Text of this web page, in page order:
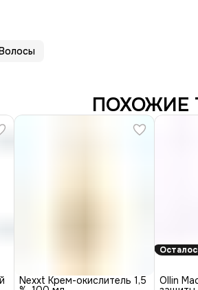
ПОХОЖИЕ
Nexxt Крем-окислитель 1,5 Ollin